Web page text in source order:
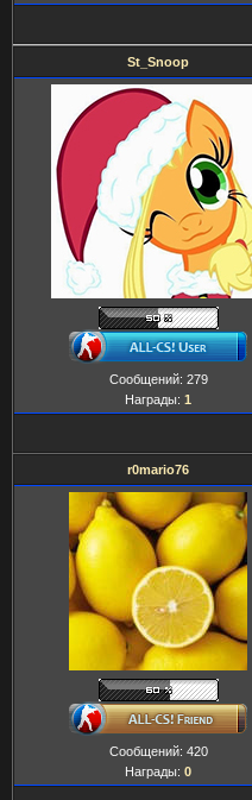
St_Snoop
Сообщений: 279
Награды: 1
r0mario76
Сообщений: 420
Награды: 0